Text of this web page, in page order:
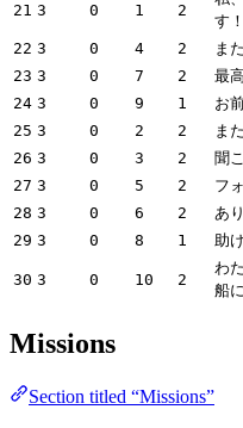
21 3 0 1 2
す
22 3 0 4 2
ま
23 3 0 7 2
最
24 3 0 9 1
お
25 3 0 2 2
ま
26 3 0 3 2
聞
27 3 0 5 2
フ
28 3 0 6 2
あ
29 3 0 8 1 助
30 3 0 10 2
わ
船に
Missions
Section titled “Missions”